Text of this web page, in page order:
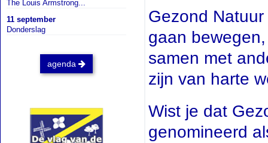
The Louis Armstrong...
11 september
Donderslag
agenda
Gezond
gaan
samen met
zijn van harte
Wist je dat
genomineerd